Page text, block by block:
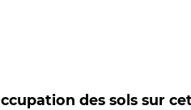
des sols sur